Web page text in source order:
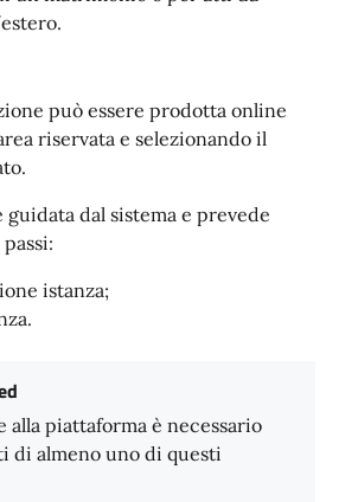
può essere prodotta online
riservata e selezionando il
guidata dal sistema e prevede
istanza;
alla piattaforma è necessario
di almeno uno di questi